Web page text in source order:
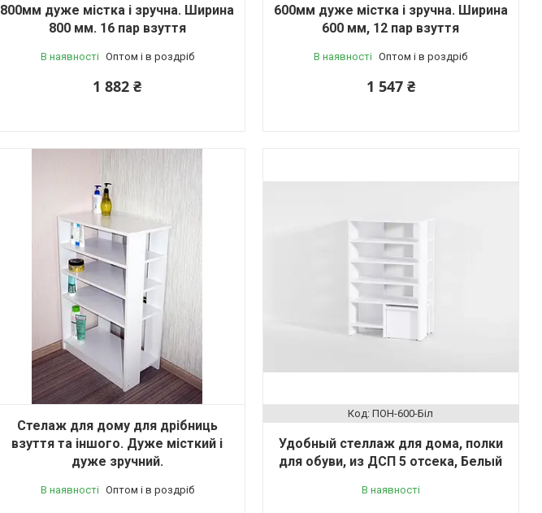
800мм дуже містка і зручна. Ширина
800 мм. 16 пар взуття
В наявності Оптом і в роздріб
1 882 ₴
600мм дуже містка і зручна. Ширина
600 мм, 12 пар взуття
В наявності Оптом і в роздріб
1 547 ₴
Стелаж для дому для дрібниць
взуття та іншого. Дуже місткий і
дуже зручний.
В наявності Оптом і в роздріб
ПОН-600-Біл
Удобный стеллаж для дома, полки
для обуви, из ДСП 5 отсека, Белый
В наявності